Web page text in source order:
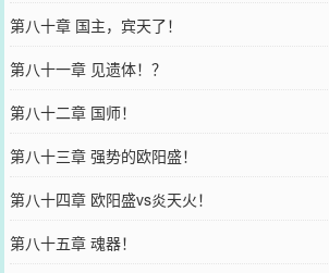
第八十章 国主，宾天了！
第八十一章 见遗体！？
第八十二章 国师！
第八十三章 强势的欧阳盛！
第八十四章 欧阳盛vs炎天火！
第八十五章 魂器！